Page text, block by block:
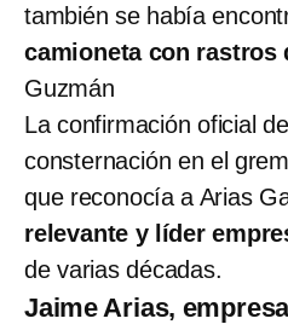
también se había
camioneta con rastros
Guzmán
La confirmación oficial
consternación en el
que reconocía a Arias
relevante y líder
de varias décadas.
Jaime Arias,